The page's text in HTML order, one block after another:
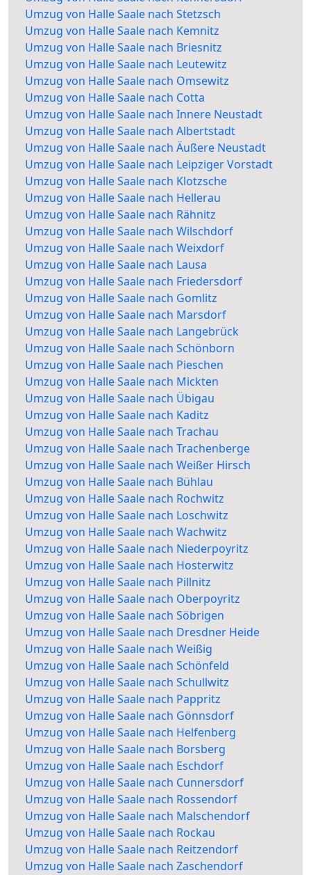
Umzug von Halle Saale nach Stetzsch
Umzug von Halle Saale nach Kemnitz
Umzug von Halle Saale nach Briesnitz
Umzug von Halle Saale nach Leutewitz
Umzug von Halle Saale nach Omsewitz
Umzug von Halle Saale nach Cotta
Umzug von Halle Saale nach Innere Neustadt
Umzug von Halle Saale nach Albertstadt
Umzug von Halle Saale nach Äußere Neustadt
Umzug von Halle Saale nach Leipziger Vorstadt
Umzug von Halle Saale nach Klotzsche
Umzug von Halle Saale nach Hellerau
Umzug von Halle Saale nach Rähnitz
Umzug von Halle Saale nach Wilschdorf
Umzug von Halle Saale nach Weixdorf
Umzug von Halle Saale nach Lausa
Umzug von Halle Saale nach Friedersdorf
Umzug von Halle Saale nach Gomlitz
Umzug von Halle Saale nach Marsdorf
Umzug von Halle Saale nach Langebrück
Umzug von Halle Saale nach Schönborn
Umzug von Halle Saale nach Pieschen
Umzug von Halle Saale nach Mickten
Umzug von Halle Saale nach Übigau
Umzug von Halle Saale nach Kaditz
Umzug von Halle Saale nach Trachau
Umzug von Halle Saale nach Trachenberge
Umzug von Halle Saale nach Weißer Hirsch
Umzug von Halle Saale nach Bühlau
Umzug von Halle Saale nach Rochwitz
Umzug von Halle Saale nach Loschwitz
Umzug von Halle Saale nach Wachwitz
Umzug von Halle Saale nach Niederpoyritz
Umzug von Halle Saale nach Hosterwitz
Umzug von Halle Saale nach Pillnitz
Umzug von Halle Saale nach Oberpoyritz
Umzug von Halle Saale nach Söbrigen
Umzug von Halle Saale nach Dresdner Heide
Umzug von Halle Saale nach Weißig
Umzug von Halle Saale nach Schönfeld
Umzug von Halle Saale nach Schullwitz
Umzug von Halle Saale nach Pappritz
Umzug von Halle Saale nach Gönnsdorf
Umzug von Halle Saale nach Helfenberg
Umzug von Halle Saale nach Borsberg
Umzug von Halle Saale nach Eschdorf
Umzug von Halle Saale nach Cunnersdorf
Umzug von Halle Saale nach Rossendorf
Umzug von Halle Saale nach Malschendorf
Umzug von Halle Saale nach Rockau
Umzug von Halle Saale nach Reitzendorf
Umzug von Halle Saale nach Zaschendorf